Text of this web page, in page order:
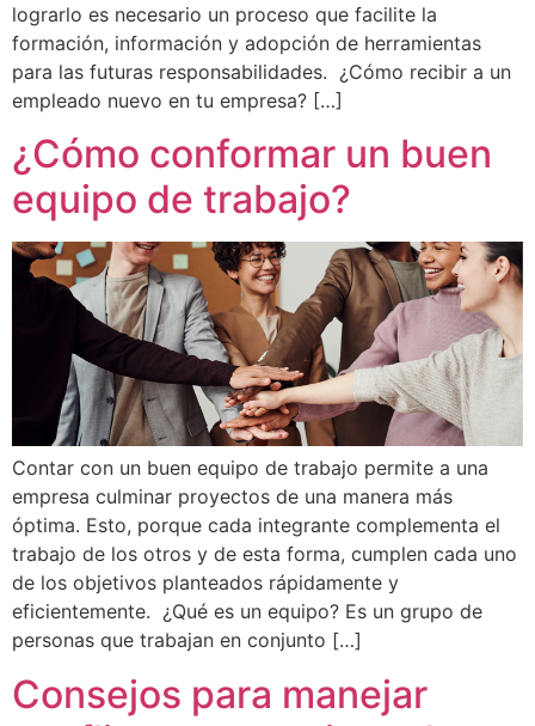
lograrlo es necesario un proceso que facilite la
formación, información y adopción de herramientas
para las futuras responsabilidades. ¿Cómo recibir a un
empleado nuevo en tu empresa? […]
¿Cómo conformar un buen
equipo de trabajo?
Contar con un buen equipo de trabajo permite a una
empresa culminar proyectos de una manera más
óptima. Esto, porque cada integrante complementa el
trabajo de los otros y de esta forma, cumplen cada uno
de los objetivos planteados rápidamente y
eficientemente. ¿Qué es un equipo? Es un grupo de
personas que trabajan en conjunto […]
Consejos para manejar